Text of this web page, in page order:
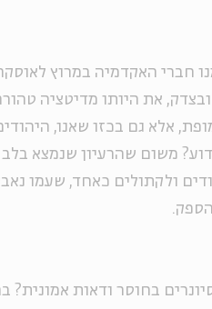
חברי האקדמיה במרוץ
את היותו מדיטציה
אלא גם בכזו שאנו,
משום שהרעיון שנמצא
ולקתולים כאחד, שעמו
הספק.
בחוסר ודאות